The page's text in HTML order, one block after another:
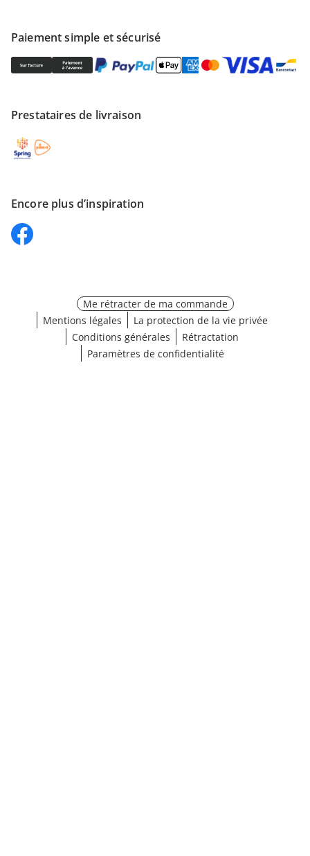
Paiement simple et sécurisé
Prestataires de livraison
Encore plus d’inspiration
Me rétracter de ma commande
Mentions légales
La protection de la vie privée
Conditions générales
Rétractation
Paramètres de confidentialité